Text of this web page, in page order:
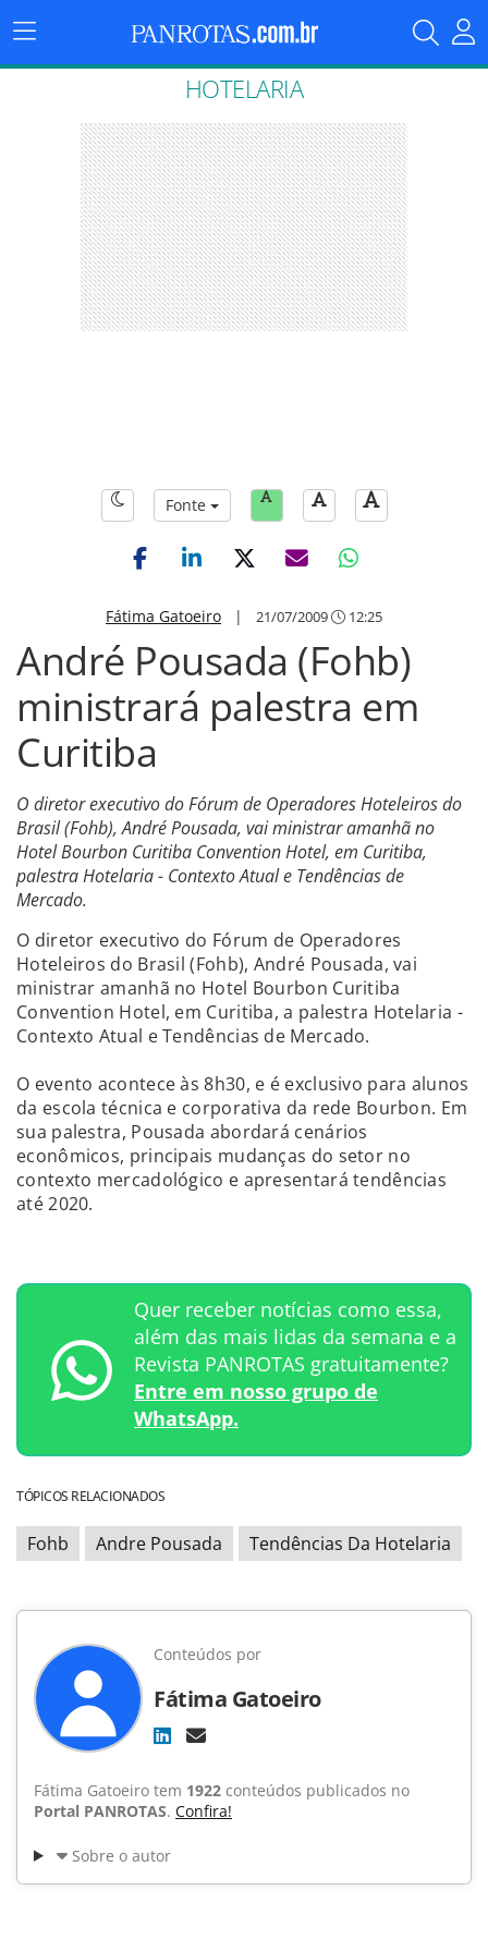
Menu
Principal
HOTELARIA
Fonte
Fátima Gatoeiro | 21/07/2009 12:25
André Pousada (Fohb)
ministrará palestra em
Curitiba
O diretor executivo do Fórum de Operadores Hoteleiros do
Brasil (Fohb), André Pousada, vai ministrar amanhã no
Hotel Bourbon Curitiba Convention Hotel, em Curitiba,
palestra Hotelaria - Contexto Atual e Tendências de
Mercado.
O diretor executivo do Fórum de Operadores
Hoteleiros do Brasil (Fohb), André Pousada, vai
ministrar amanhã no Hotel Bourbon Curitiba
Convention Hotel, em Curitiba, a palestra Hotelaria -
Contexto Atual e Tendências de Mercado.
O evento acontece às 8h30, e é exclusivo para alunos
da escola técnica e corporativa da rede Bourbon. Em
sua palestra, Pousada abordará cenários
econômicos, principais mudanças do setor no
contexto mercadológico e apresentará tendências
até 2020.
Quer receber notícias como essa,
além das mais lidas da semana e a
Revista PANROTAS gratuitamente?
Entre em nosso grupo de
WhatsApp.
TÓPICOS RELACIONADOS
Fohb Andre Pousada Tendências Da Hotelaria
Conteúdos por
Fátima Gatoeiro
Fátima Gatoeiro tem 1922 conteúdos publicados no
Portal PANROTAS. Confira!
Sobre o autor